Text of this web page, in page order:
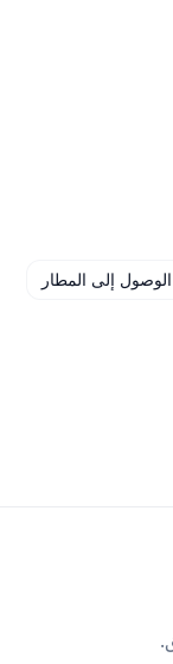
الوصول إلى المطار